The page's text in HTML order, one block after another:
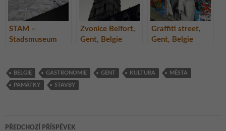
STAM –
Stadsmuseum
Zvonice Belfort,
Gent, Belgie
Graffiti street,
Gent, Belgie
BELGIE GASTRONOMIE GENT KULTURA MĚSTA
PAMÁTKY STAVBY
Navigace
PŘEDCHOZÍ PŘÍSPĚVEK